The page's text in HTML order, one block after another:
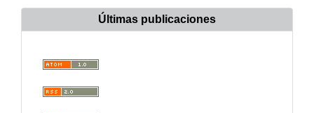
Últimas publicaciones